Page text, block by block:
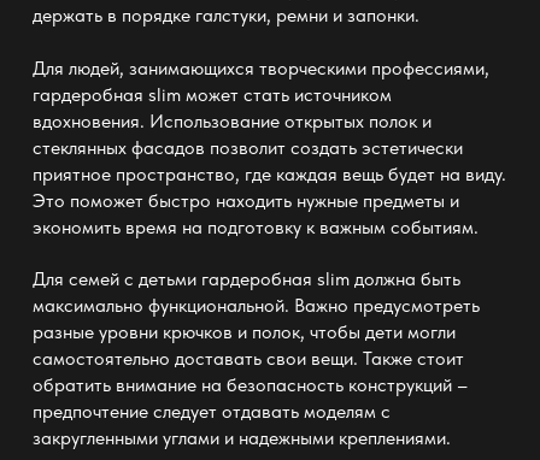
держать в порядке галстуки, ремни и запонки.
Для людей, занимающихся творческими профессиями,
гардеробная slimможет стать источником
вдохновения. Использование открытых полок и
стеклянных фасадов позволит создать эстетически
приятное пространство, где каждая вещь будет на виду.
Это поможет быстро находить нужные предметы и
экономить время на подготовку к важным событиям.
Для семей с детьми гардеробная slimдолжна быть
максимально функциональной. Важно предусмотреть
разные уровни крючков и полок, чтобы дети могли
самостоятельно доставать свои вещи. Также стоит
обратить внимание на безопасность конструкций –
предпочтение следует отдавать моделям с
закругленными углами и надежными креплениями.